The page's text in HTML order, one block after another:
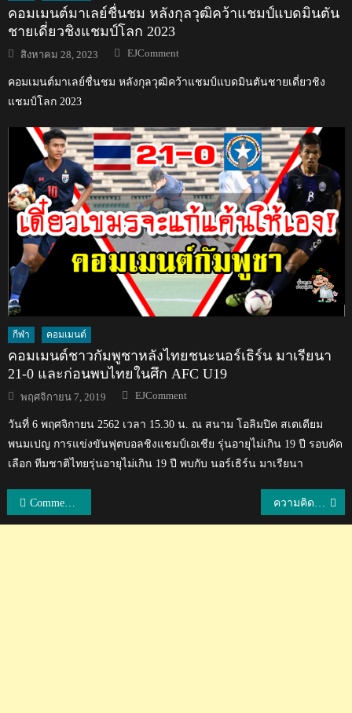
คอมเมนต์มาเลย์ชื่นชม หลังกุลวุฒิคว้าแชมป์แบดมินตัน
ชายเดี่ยวชิงแชมป์โลก 2023
Posted
on
สิงหาคม 28, 2023 Author
EJComment
คอมเมนต์มาเลย์ชื่นชม หลังกุลวุฒิคว้าแชมป์แบดมินตันชายเดี่ยวชิง
แชมป์โลก 2023
กีฬา คอมเมนต์
คอมเมนต์ชาวกัมพูชาหลังไทยชนะนอร์เธิร์น มาเรียนา
21-0 และก่อนพบไทยในศึก AFC U19
Posted
on
พฤศจิกายน 7, 2019 Author
EJComment
วันที่ 6 พฤศจิกายน 2562 เวลา 15.30 น. ณ สนาม โอลิมปิค สเตเดียม
พนมเปญ การแข่งขันฟุตบอลชิงแชมป์เอเชีย รุ่นอายุไม่เกิน 19 ปี รอบคัด
เลือก ทีมชาติไทยรุ่นอายุไม่เกิน 19 ปี พบกับ นอร์เธิร์น มาเรียนา
แนะแนว
Comment ชาวเวียดนามหลังฮานอยเอฟซีชนะแบงค็อก ยูไนเต็ด 1-0